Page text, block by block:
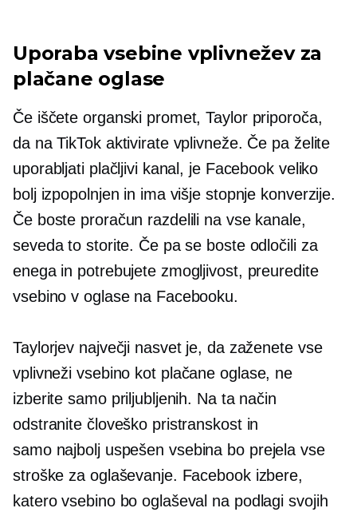
Uporaba vsebine vplivnežev za
plačane oglase
Če iščete organski promet, Taylor priporoča,
da na TikTok aktivirate vplivneže. Če pa želite
uporabljati plačljivi kanal, je Facebook veliko
bolj izpopolnjen in ima višje stopnje konverzije.
Če boste proračun razdelili na vse kanale,
seveda to storite. Če pa se boste odločili za
enega in potrebujete zmogljivost, preuredite
vsebino v oglase na Facebooku.
Taylorjev največji nasvet je, da zaženete vse
vplivneži vsebino kot plačane oglase, ne
izberite samo priljubljenih. Na ta način
odstranite človeško pristranskost in
samo najbolj uspešen vsebina bo prejela vse
stroške za oglaševanje. Facebook izbere,
katero vsebino bo oglaševal na podlagi svojih